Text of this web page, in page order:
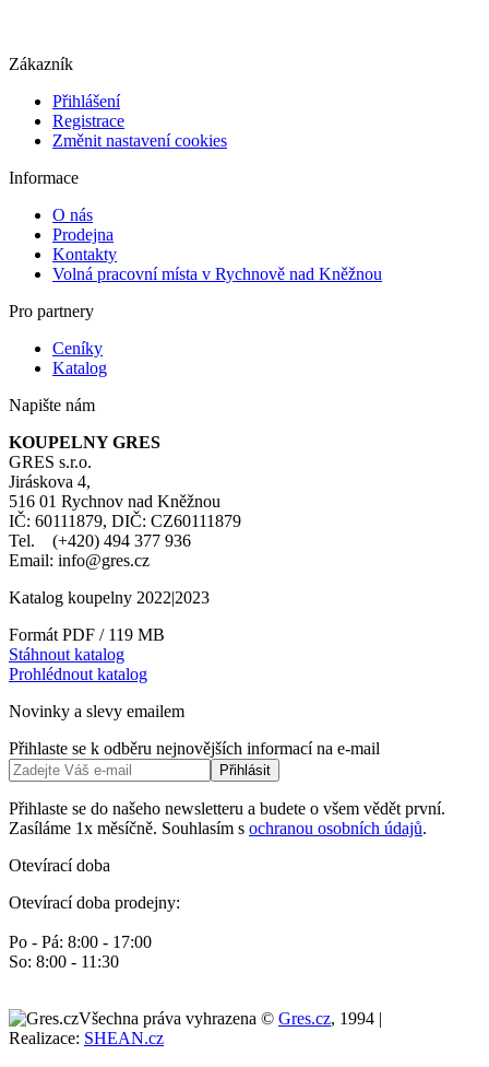
Zákazník
Přihlášení
Registrace
Změnit nastavení cookies
Informace
O nás
Prodejna
Kontakty
Volná pracovní místa v Rychnově nad Kněžnou
Pro partnery
Ceníky
Katalog
Napište nám
KOUPELNY GRES
GRES s.r.o.
Jiráskova 4,
516 01 Rychnov nad Kněžnou
IČ: 60111879, DIČ: CZ60111879
Tel. (+420) 494 377 936
Email: info@gres.cz
Katalog koupelny 2022|2023
Formát PDF / 119 MB
Stáhnout katalog
Prohlédnout katalog
Novinky a slevy emailem
Přihlaste se k odběru nejnovějších informací na e-mail
Přihlásit
Přihlaste se do našeho newsletteru a budete o všem vědět první.
Zasíláme 1x měsíčně. Souhlasím s ochranou osobních údajů.
Otevírací doba
Otevírací doba prodejny:
Po - Pá: 8:00 - 17:00
So: 8:00 - 11:30
Všechna práva vyhrazena © Gres.cz, 1994 |
Realizace: SHEAN.cz